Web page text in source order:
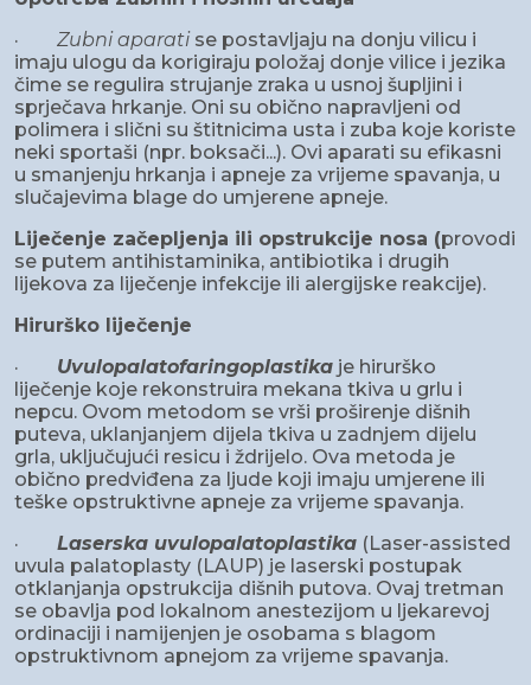
· Zubni aparati se postavljaju na donju vilicu i
imaju ulogu da korigiraju položaj donje vilice i jezika
čime se regulira strujanje zraka u usnoj šupljini i
sprječava hrkanje. Oni su obično napravljeni od
polimera i slični su štitnicima usta i zuba koje koriste
neki sportaši (npr. boksači...). Ovi aparati su efikasni
u smanjenju hrkanja i apneje za vrijeme spavanja, u
slučajevima blage do umjerene apneje.
Liječenje začepljenja ili opstrukcije nosa (provodi
se putem antihistaminika, antibiotika i drugih
lijekova za liječenje infekcije ili alergijske reakcije).
Hirurško liječenje
· Uvulopalatofaringoplastika je hirurško
liječenje koje rekonstruira mekana tkiva u grlu i
nepcu. Ovom metodom se vrši proširenje dišnih
puteva, uklanjanjem dijela tkiva u zadnjem dijelu
grla, uključujući resicu i ždrijelo. Ova metoda je
obično predviđena za ljude koji imaju umjerene ili
teške opstruktivne apneje za vrijeme spavanja.
· Laserska uvulopalatoplastika (Laser-assisted
uvula palatoplasty (LAUP) je laserski postupak
otklanjanja opstrukcija dišnih putova. Ovaj tretman
se obavlja pod lokalnom anestezijom u ljekarevoj
ordinaciji i namijenjen je osobama s blagom
opstruktivnom apnejom za vrijeme spavanja.